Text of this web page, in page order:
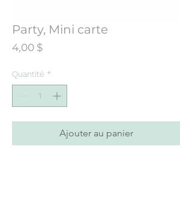
Party, Mini carte
4,00 $Prix
Quantité *
Ajouter au panier